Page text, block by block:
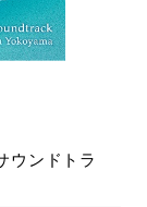
ウンドトラ